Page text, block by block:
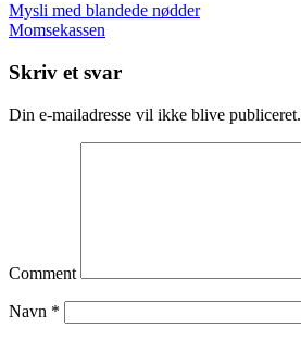
Mysli med blandede nødder
Momsekassen
Skriv et svar
Din e-mailadresse vil ikke blive publiceret.
Comment
Navn *